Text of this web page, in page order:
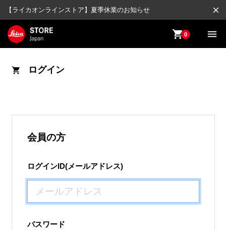
【ライカオンラインストア】夏季休業のお知らせ close
shopping_cart0 menu
shopping_cart ログイン
会員の方
ログインID(メールアドレス)
パスワード